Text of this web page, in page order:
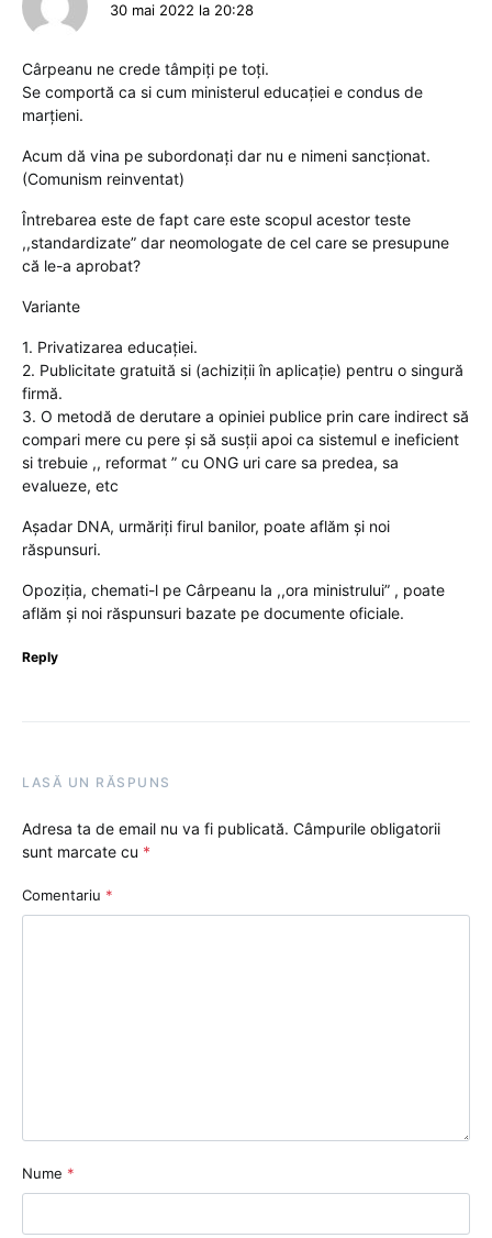
30 mai 2022 la 20:28
Cârpeanu ne crede tâmpiți pe toți.
Se comportă ca si cum ministerul educației e condus de
marțieni.
Acum dă vina pe subordonați dar nu e nimeni sancționat.
(Comunism reinventat)
Întrebarea este de fapt care este scopul acestor teste
,,standardizate” dar neomologate de cel care se presupune
că le-a aprobat?
Variante
1. Privatizarea educației.
2. Publicitate gratuită si (achiziții în aplicație) pentru o singură
firmă.
3. O metodă de derutare a opiniei publice prin care indirect să
compari mere cu pere și să susții apoi ca sistemul e ineficient
si trebuie ,, reformat ” cu ONG uri care sa predea, sa
evalueze, etc
Așadar DNA, urmăriți firul banilor, poate aflăm și noi
răspunsuri.
Opoziția, chemati-l pe Cârpeanu la ,,ora ministrului” , poate
aflăm și noi răspunsuri bazate pe documente oficiale.
Reply
LASĂ UN RĂSPUNS
Adresa ta de email nu va fi publicată. Câmpurile obligatorii
sunt marcate cu *
Comentariu *
Nume *